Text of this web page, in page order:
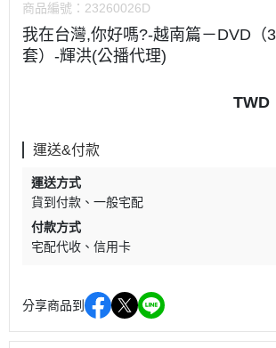
商品編號： 23260026D
我在台灣,你好嗎?-越南篇－DVD（
套）-輝洪(公播代理)
TWD
運送&付款
運送方式
貨到付款
一般宅配
付款方式
宅配代收
信用卡
分享商品到